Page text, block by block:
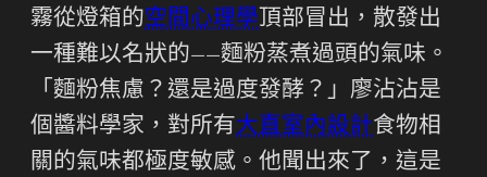
霧從燈箱的空間心理學頂部冒出，散發出
一種難以名狀的——麵粉蒸煮過頭的氣味。
「麵粉焦慮？還是過度發酵？」廖沾沾是
個醬料學家，對所有 大直室內設計食物相
關的氣味都極度敏感。他聞出來了，這是